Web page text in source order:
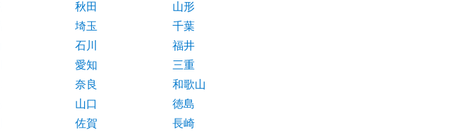
秋田
山形
埼玉
千葉
石川
福井
愛知
三重
奈良
和歌山
山口
徳島
佐賀
長崎